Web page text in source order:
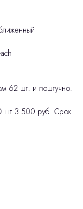
62 шт. и поштучно.
шт 3 500 руб. Срок